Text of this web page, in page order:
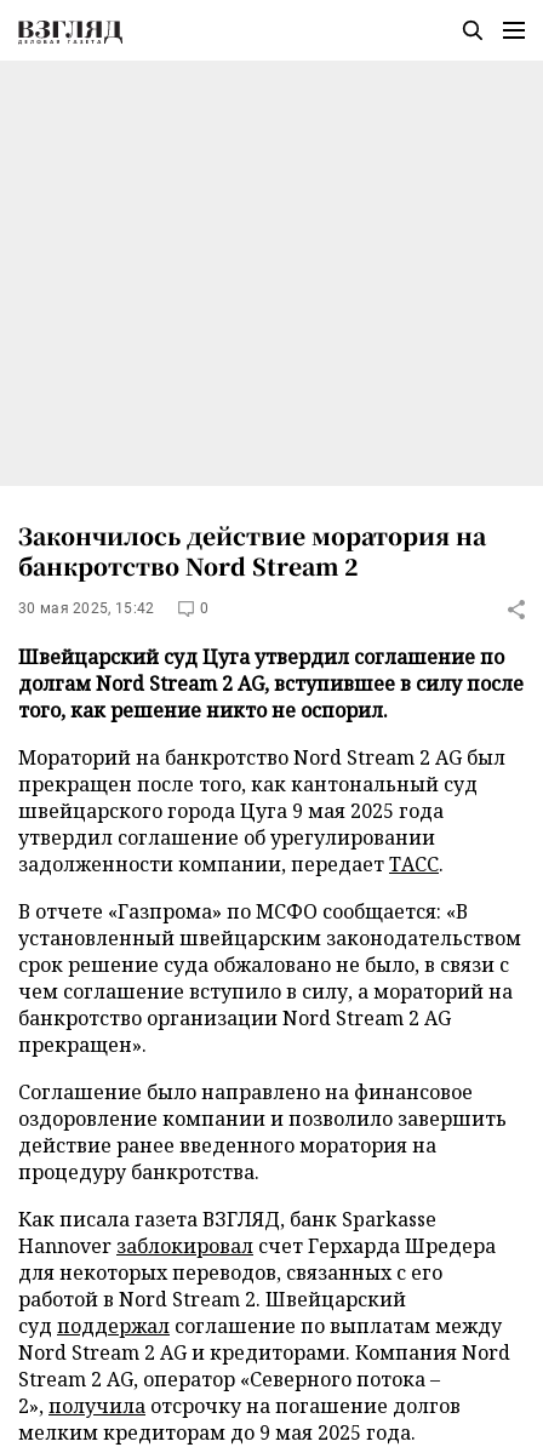
Закончилось действие моратория на
банкротство Nord Stream 2
30 мая 2025, 15:42 0
Швейцарский суд Цуга утвердил соглашение по
долгам Nord Stream 2 AG, вступившее в силу после
того, как решение никто не оспорил.
Мораторий на банкротство Nord Stream 2 AG был
прекращен после того, как кантональный суд
швейцарского города Цуга 9 мая 2025 года
утвердил соглашение об урегулировании
задолженности компании, передаетТАСС.
В отчете «Газпрома» по МСФО сообщается: «В
установленный швейцарским законодательством
срок решение суда обжаловано не было, в связи с
чем соглашение вступило в силу, а мораторий на
банкротство организации Nord Stream 2 AG
прекращен».
Соглашение было направлено на финансовое
оздоровление компании и позволило завершить
действие ранее введенного моратория на
процедуру банкротства.
Как писала газета ВЗГЛЯД, банк Sparkasse
Hannover заблокировал счет Герхарда Шредера
для некоторых переводов, связанных с его
работой в Nord Stream 2. Швейцарский
суд поддержал соглашение по выплатам между
Nord Stream 2 AG и кредиторами. Компания Nord
Stream 2 AG, оператор «Северного потока –
2»,получила отсрочку на погашение долгов
мелким кредиторам до 9 мая 2025 года.